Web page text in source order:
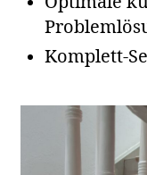
Komplett-